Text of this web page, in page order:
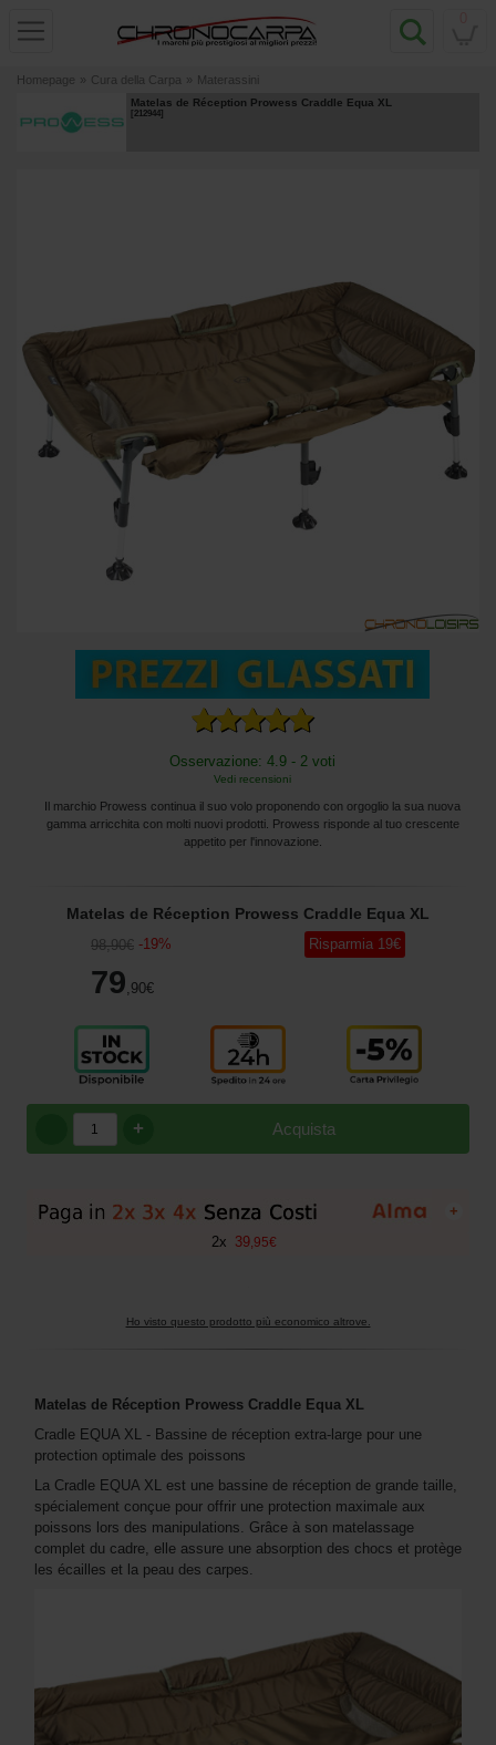
Homepage » Cura della Carpa » Materassini
Matelas de Réception Prowess Craddle Equa XL
[212944]
Osservazione: 4.9 - 2 voti
Vedi recensioni
Il marchio Prowess continua il suo volo proponendo con orgoglio la sua nuova
gamma arricchita con molti nuovi prodotti. Prowess risponde al tuo crescente
appetito per l'innovazione.
Matelas de Réception Prowess Craddle Equa XL
98,90€ -19%
79 ,90€
Risparmia 19€
Acquista
+
+
2x 39 95€
Ho visto questo prodotto più economico altrove.
Matelas de Réception Prowess Craddle Equa XL
Cradle EQUA XL - Bassine de réception extra-large pour une
protection optimale des poissons
La Cradle EQUA XL est une bassine de réception de grande taille,
spécialement conçue pour offrir une protection maximale aux
poissons lors des manipulations. Grâce à son matelassage
complet du cadre, elle assure une absorption des chocs et protège
les écailles et la peau des carpes.